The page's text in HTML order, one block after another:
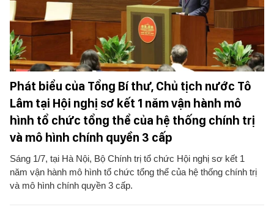
Phát biểu của Tổng Bí thư, Chủ tịch nước Tô
Lâm tại Hội nghị sơ kết 1 năm vận hành mô
hình tổ chức tổng thể của hệ thống chính trị
và mô hình chính quyền 3 cấp
Sáng 1/7, tại Hà Nội, Bộ Chính trị tổ chức Hội nghị sơ kết 1
năm vận hành mô hình tổ chức tổng thể của hệ thống chính trị
và mô hình chính quyền 3 cấp.